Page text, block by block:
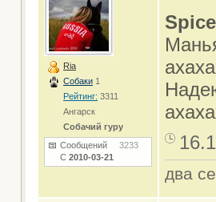
Ria
Собаки 1
Рейтинг: 3311
Ангарск
Собачий гуру
Сообщений 3233
С 2010-03-21
Spice
два